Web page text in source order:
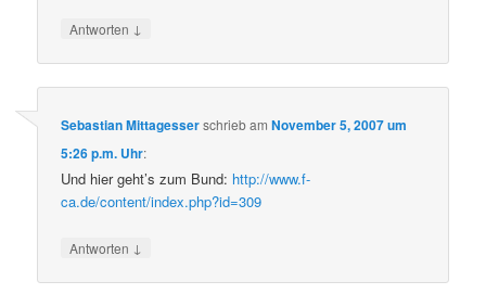
Antworten ↓
Sebastian MittagesserschriebamNovember 5, 2007 um
5:26 p.m. Uhr:
Und hier geht’s zum Bund: http://www.f-
ca.de/content/index.php?id=309
Antworten ↓